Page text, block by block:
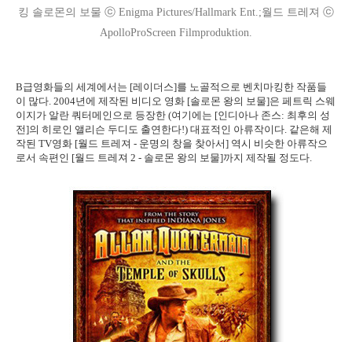
킹 솔로몬의 보물 ⓒ Enigma Pictures/Hallmark Ent.;월드 트레져 ⓒ
ApolloProScreen Filmproduktion.
B급영화들의 세계에서는 [레이더스]를 노골적으로 벤치마킹한 작품들
이 많다. 2004년에 제작된 비디오 영화 [솔로몬 왕의 보물]은 페트릭 스웨
이지가 알란 쿼터메인으로 등장한 (여기에는 [인디아나 존스: 최후의 성
전]의 히로인 앨리슨 두디도 출연한다!) 대표적인 아류작이다. 같은해 제
작된 TV영화 [월드 트레져 - 운명의 창을 찾아서] 역시 비슷한 아류작으
로서 속편인 [월드 트레져 2 - 솔로몬 왕의 보물]까지 제작될 정도다.